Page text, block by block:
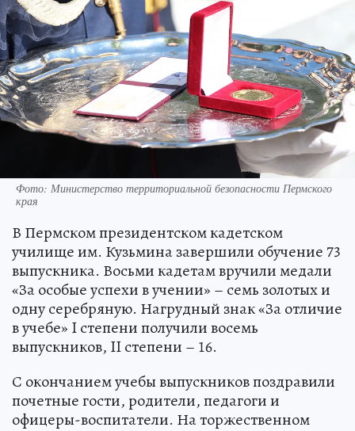
Фото: Министерство территориальной безопасности Пермского
края
В Пермском президентском кадетском
училище им. Кузьмина завершили обучение 73
выпускника. Восьми кадетам вручили медали
«За особые успехи в учении» – семь золотых и
одну серебряную. Нагрудный знак «За отличие
в учебе» I степени получили восемь
выпускников, II степени – 16.
С окончанием учебы выпускников поздравили
почетные гости, родители, педагоги и
офицеры-воспитатели. На торжественном